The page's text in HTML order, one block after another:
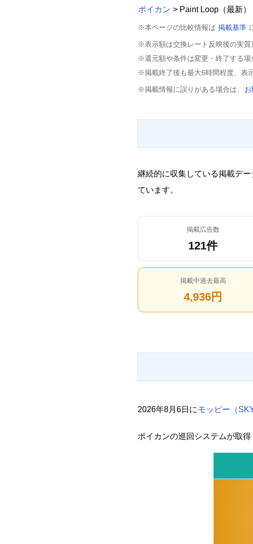
ポイカン > Paint Loop（最新）
※本ページの比較情報は 掲載基準
※表示額は交換レート反映後の実質
※還元額や条件は変更・終了する場
※掲載終了後も最大6時間程度、表
※掲載情報に誤りがある場合は、
継続的に収集している掲載デ
ています。
掲載広告数
121件
掲載中過去最高
4,936円
2026年8月6日に モッピー（
ポイカンの巡回システムが取